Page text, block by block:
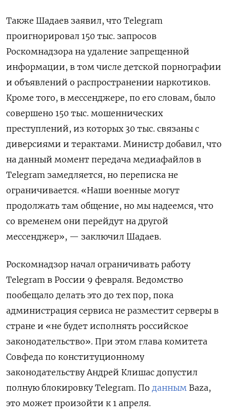
Также Шадаев заявил, что Telegram
проигнорировал 150 тыс. запросов
Роскомнадзора на удаление запрещенной
информации, в том числе детской порнографии
и объявлений о распространении наркотиков.
Кроме того, в мессенджере, по его словам, было
совершено 150 тыс. мошеннических
преступлений, из которых 30 тыс. связаны с
диверсиями и терактами. Министр добавил, что
на данный момент передача медиафайлов в
Telegram замедляется, но переписка не
ограничивается. «Наши военные могут
продолжать там общение, но мы надеемся, что
со временем они перейдут на другой
мессенджер», — заключил Шадаев.
Роскомнадзор начал ограничивать работу
Telegram в России 9 февраля. Ведомство
пообещало делать это до тех пор, пока
администрация сервиса не разместит серверы в
стране и «не будет исполнять российское
законодательство». При этом глава комитета
Совфеда по конституционному
законодательству Андрей Клишас допустил
полную блокировку Telegram. По данным Baza,
это может произойти к 1 апреля.